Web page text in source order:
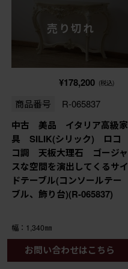
売り切れ
¥178,200 (税込)
商品番号 R-065837
中古 美品 イタリア高級家
具 SILIK(シリック) ロコ
コ調 天板大理石 ゴージャ
スな空間を演出してくるサイ
ドテーブル(コンソールテー
ブル、飾り台)(R-065837)
幅：1,340㎜
奥行：380㎜
高さ：795㎜
お問い合わせはこちら